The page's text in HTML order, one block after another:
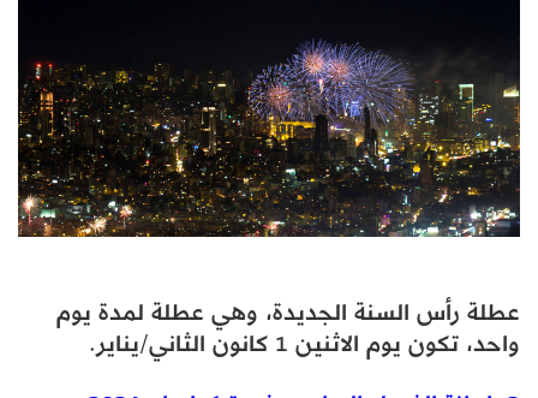
عطلة رأس السنة الجديدة، وهي عطلة لمدة يوم
واحد، تكون يوم الاثنين 1 كانون الثاني/يناير.